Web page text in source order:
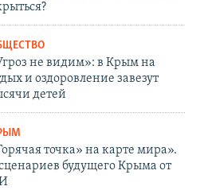
не видим»: в Крым на
и оздоровление завезут
детей
точка» на карте мира».
будущего Крыма от